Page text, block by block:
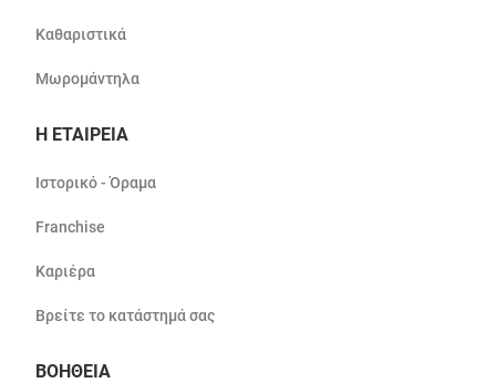
Καθαριστικά
Μωρομάντηλα
Η ΕΤΑΙΡΕΙΑ
Ιστορικό - Όραμα
Franchise
Καριέρα
Βρείτε το κατάστημά σας
ΒΟΗΘΕΙΑ